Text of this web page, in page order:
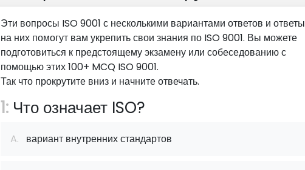
Эти вопросы ISO 9001 с несколькими вариантами ответов и ответы
на них помогут вам укрепить свои знания по ISO 9001. Вы можете
подготовиться к предстоящему экзамену или собеседованию с
помощью этих 100+ MCQ ISO 9001.
Так что прокрутите вниз и начните отвечать.
1: Что означает ISO?
A. вариант внутренних стандартов